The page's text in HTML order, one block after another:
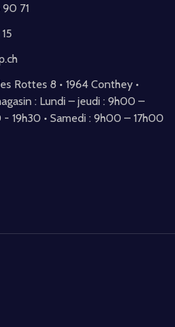
71
: 9h00 –
19h30 • Samedi : 9h00 – 17h00